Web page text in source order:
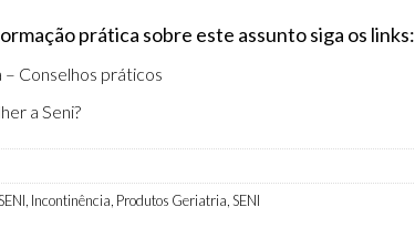
prática sobre este assunto siga os links:
– Conselhos práticos
a Seni?
Incontinência Produtos Geriatria SENI